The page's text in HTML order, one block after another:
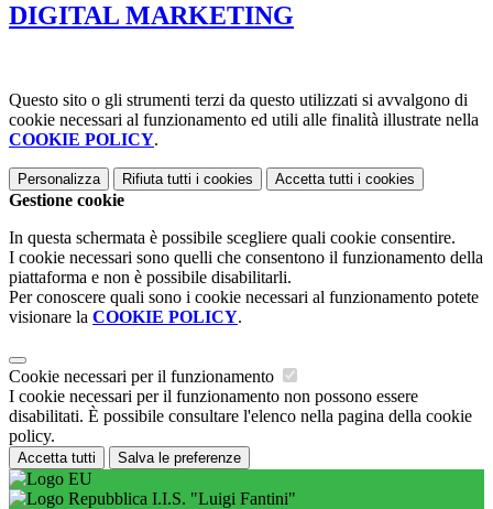
DIGITAL MARKETING
Questo sito o gli strumenti terzi da questo utilizzati si avvalgono di
cookie necessari al funzionamento ed utili alle finalità illustrate nella
COOKIE POLICY.
Personalizza Rifiuta tutti i cookies Accetta tutti i cookies
Gestione cookie
In questa schermata è possibile scegliere quali cookie consentire.
I cookie necessari sono quelli che consentono il funzionamento della
piattaforma e non è possibile disabilitarli.
Per conoscere quali sono i cookie necessari al funzionamento potete
visionare la COOKIE POLICY.
Cookie necessari per il funzionamento
I cookie necessari per il funzionamento non possono essere
disabilitati. È possibile consultare l'elenco nella pagina della cookie
policy.
Accetta tutti Salva le preferenze
I.I.S. "Luigi Fantini"